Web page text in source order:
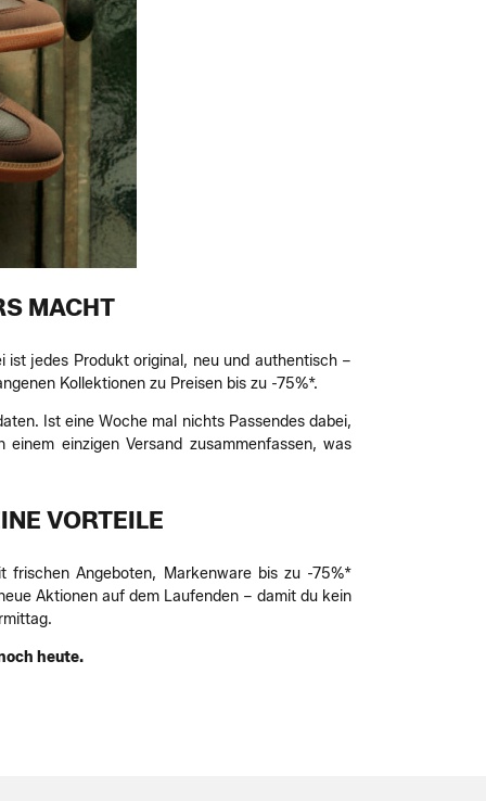
MACHT
ist jedes Produkt original, neu und authentisch –
Kollektionen zu Preisen bis zu -75%*.
Ist eine Woche mal nichts Passendes dabei,
einzigen Versand zusammenfassen, was
VORTEILE
frischen Angeboten, Markenware bis zu -75%*
Aktionen auf dem Laufenden – damit du kein
heute.